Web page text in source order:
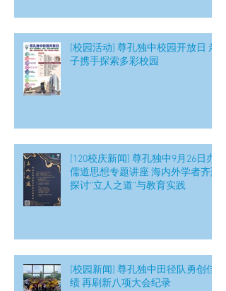
[校园活动] 尊孔独中校园开放日 亲
子携手探索多彩校园
[120校庆新闻] 尊孔独中9月26日办
儒道思想专题讲座 海内外学者齐聚
探讨“立人之道”与教育实践
[校园新闻] 尊孔独中田径队勇创佳
绩 再刷新八项大会纪录